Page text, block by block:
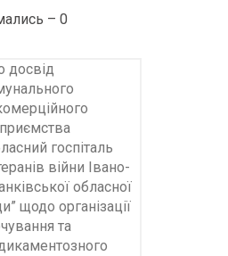
– 0
досвід
госпіталь
війни Івано-
обласної
щодо організації
та